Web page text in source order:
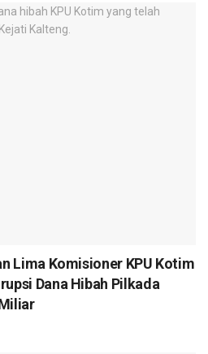
Lima Komisioner KPU Kotim
Dana Hibah Pilkada